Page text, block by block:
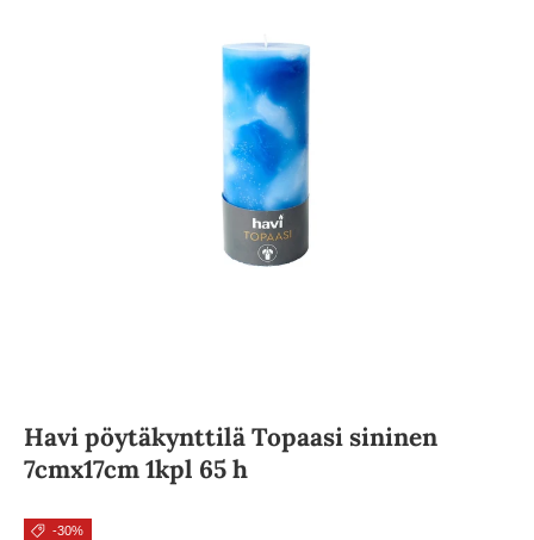
Havi pöytäkynttilä Topaasi sininen
7cmx17cm 1kpl 65 h
-30%